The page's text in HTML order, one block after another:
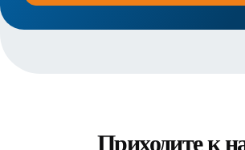
Приходите к